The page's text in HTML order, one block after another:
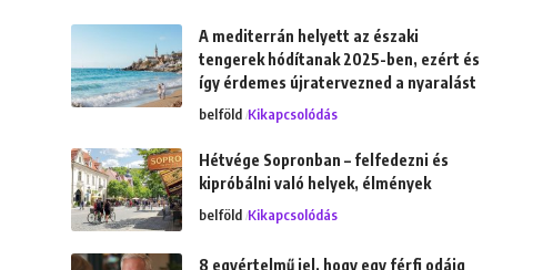
A mediterrán helyett az északi
tengerek hódítanak 2025-ben, ezért és
így érdemes újratervezned a nyaralást
belföld Kikapcsolódás
Hétvége Sopronban – felfedezni és
kipróbálni való helyek, élmények
belföld Kikapcsolódás
8 egyértelmű jel, hogy egy férfi odáig